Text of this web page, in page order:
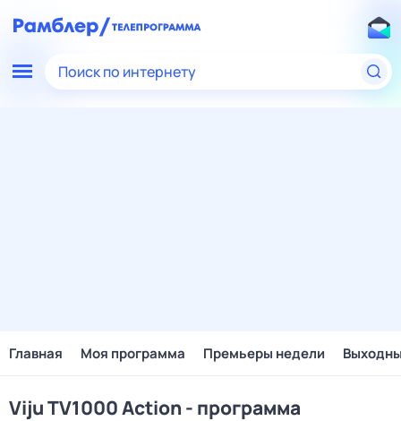
Поиск по интернету
Главная Моя программа Премьеры недели
Viju TV1000 Action - программа